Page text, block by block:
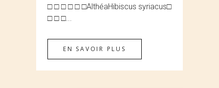
□ □ □ □ □ □AlthéaHibiscus syriacus□
□ □ □...
EN SAVOIR PLUS